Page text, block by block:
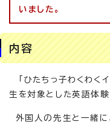
いました。
内容
「ひたちっ子わくわく
生を対象とした英語体験
外国人の先生と一緒に